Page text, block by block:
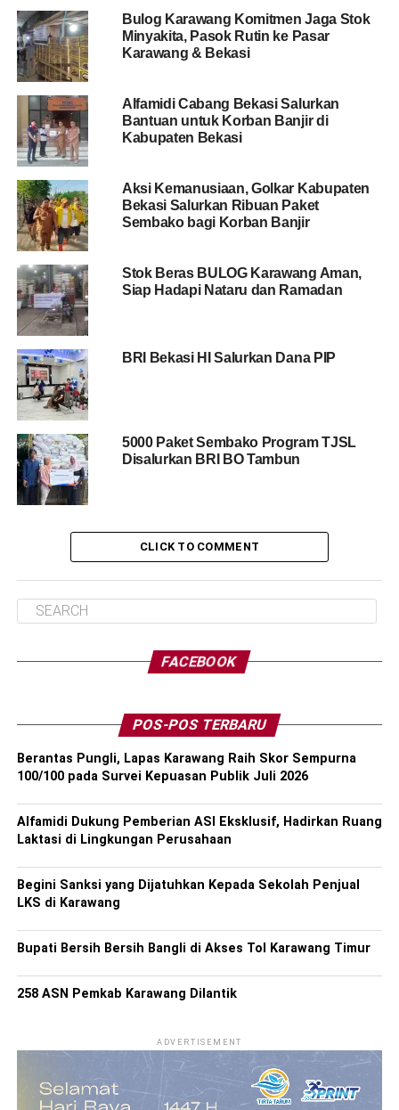
Bulog Karawang Komitmen Jaga Stok
Minyakita, Pasok Rutin ke Pasar
Karawang & Bekasi
Alfamidi Cabang Bekasi Salurkan
Bantuan untuk Korban Banjir di
Kabupaten Bekasi
Aksi Kemanusiaan, Golkar Kabupaten
Bekasi Salurkan Ribuan Paket
Sembako bagi Korban Banjir
Stok Beras BULOG Karawang Aman,
Siap Hadapi Nataru dan Ramadan
BRI Bekasi HI Salurkan Dana PIP
5000 Paket Sembako Program TJSL
Disalurkan BRI BO Tambun
CLICK TO COMMENT
FACEBOOK
POS-POS TERBARU
Berantas Pungli, Lapas Karawang Raih Skor Sempurna
100/100 pada Survei Kepuasan Publik Juli 2026
Alfamidi Dukung Pemberian ASI Eksklusif, Hadirkan Ruang
Laktasi di Lingkungan Perusahaan
Begini Sanksi yang Dijatuhkan Kepada Sekolah Penjual
LKS di Karawang
Bupati Bersih Bersih Bangli di Akses Tol Karawang Timur
258 ASN Pemkab Karawang Dilantik
ADVERTISEMENT